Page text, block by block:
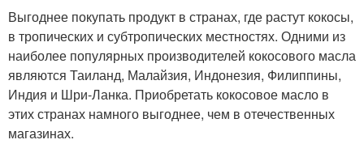
Выгоднее покупать продукт в странах, где растут кокосы,
в тропических и субтропических местностях. Одними из
наиболее популярных производителей кокосового масла
являются Таиланд, Малайзия, Индонезия, Филиппины,
Индия и Шри-Ланка. Приобретать кокосовое масло в
этих странах намного выгоднее, чем в отечественных
магазинах.